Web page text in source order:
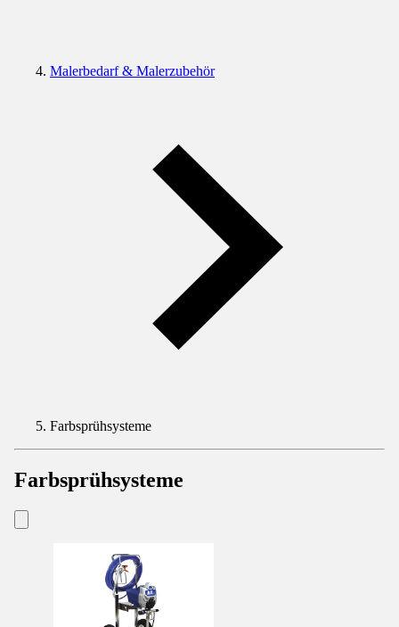
Malerbedarf & Malerzubehör
Farbsprühsysteme
Farbsprühsysteme